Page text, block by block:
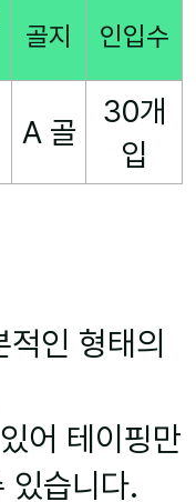
골지 인입수
A 골
30개
입
인 형태의
어 테이핑만
있습니다.